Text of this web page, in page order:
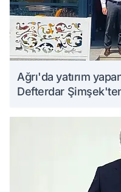
Ağrı'da yatırım
Defterdar